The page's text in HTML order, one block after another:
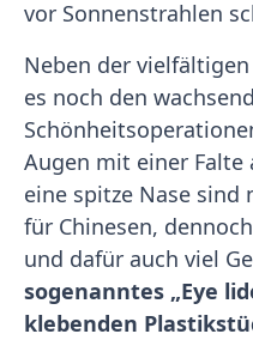
vor Sonnenstrahlen
Neben der
es noch den
Augen mit einer
eine spitze Nase
für Chinesen,
und dafür auch viel
sogenanntes „Eye
klebenden